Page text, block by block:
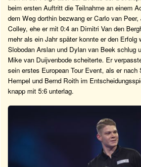
beim ersten Auftritt die Teilnahme an einem
dem Weg dorthin bezwang er Carlo van
Colley, ehe er mit 0:4 an Dimitri Van den
mehr als ein Jahr später konnte er den Erfolg
Slobodan Arslan und Dylan van Beek schlug
Mike van Duijvenbode scheiterte. Er
sein erstes European Tour Event, als er nach
Hempel und Bernd Roith im
knapp mit 5:6 unterlag.